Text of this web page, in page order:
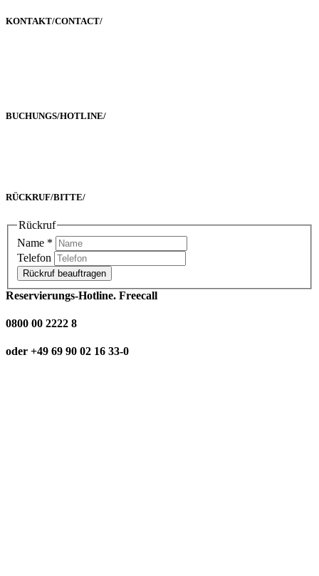
KONTAKT/CONTACT/
BUCHUNGS/HOTLINE/
RÜCKRUF/BITTE/
Rückruf
Name *
Telefon
Rückruf beauftragen
Reservierungs-Hotline. Freecall
0800 00 2222 8
oder +49 69 90 02 16 33-0